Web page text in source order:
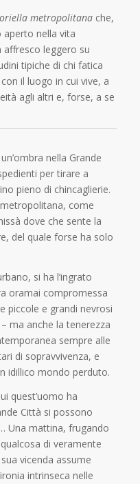
metropolitanache,
aperto nella vita
leggero su
tipiche di chi fatica
il luogo in cui vive, a
agli altri e, forse, a se
nella Grande
per tirare a
pieno di chincaglierie.
come
dove che sente la
del quale forse ha solo
si ha l’ingrato
oramai compromessa
piccole e grandi nevrosi
ma anche la tenerezza
sempre alle
di sopravvivenza, e
idillico mondo perduto.
quest’uomo ha
Città si possono
Una mattina, frugando
di veramente
vicenda assume
intrinseca nelle